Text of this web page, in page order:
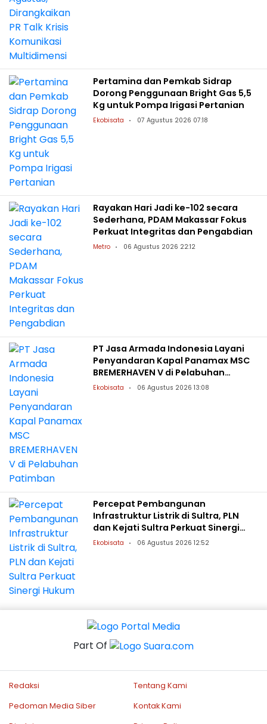
Pertamina dan Pemkab Sidrap
Dorong Penggunaan Bright Gas 5,5
Kg untuk Pompa Irigasi Pertanian
Ekobisata 07 Agustus 2026 07:18
Rayakan Hari Jadi ke-102 secara
Sederhana, PDAM Makassar Fokus
Perkuat Integritas dan Pengabdian
Metro 06 Agustus 2026 22:12
PT Jasa Armada Indonesia Layani
Penyandaran Kapal Panamax MSC
BREMERHAVEN V di Pelabuhan
Patimban
Ekobisata 06 Agustus 2026 13:08
Percepat Pembangunan
Infrastruktur Listrik di Sultra, PLN
dan Kejati Sultra Perkuat Sinergi
Hukum
Ekobisata 06 Agustus 2026 12:52
Part Of
Redaksi
Tentang Kami
Pedoman Media Siber
Kontak Kami